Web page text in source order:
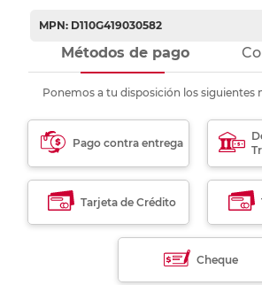
MPN: D110G419030582
Métodos de pago
Ponemos a tu disposición los siguientes
Pago contra entrega
Tarjeta de Crédito
Cheque